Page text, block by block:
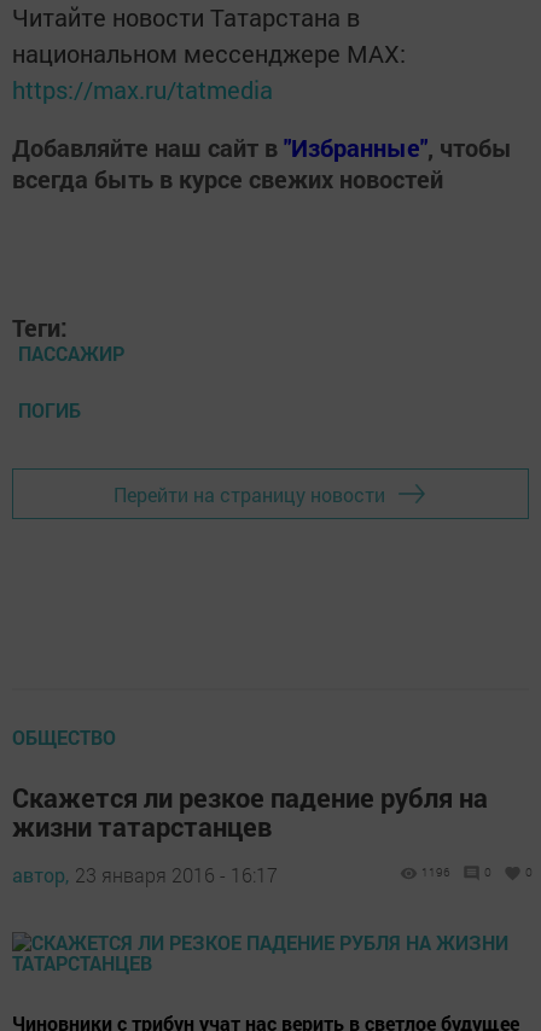
Читайте новости Татарстана в
национальном мессенджере MАХ:
https://max.ru/tatmedia
Добавляйте наш сайт в"Избранные", чтобы
всегда быть в курсе свежих новостей
Теги:
ПАССАЖИР
ПОГИБ
Перейти на страницу новости
ОБЩЕСТВО
Скажется ли резкое падение рубля на
жизни татарстанцев
автор, 23 января 2016 - 16:17 1196 0 0
Чиновники с трибун учат нас верить в светлое будущее